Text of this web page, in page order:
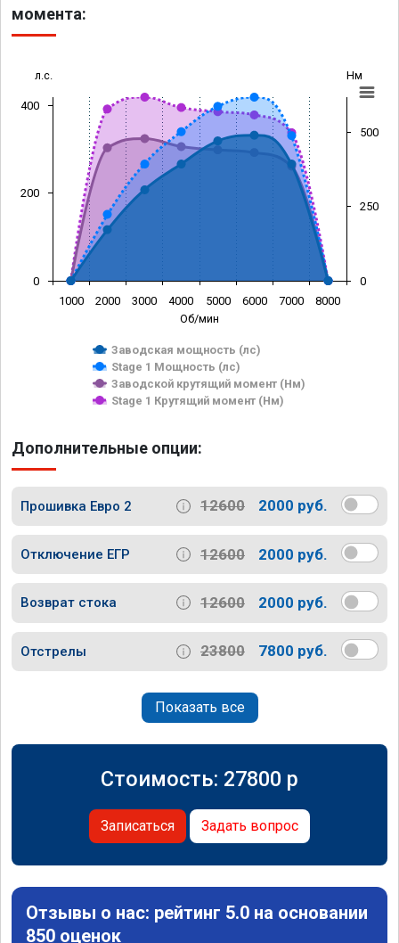
момента:
Об/мин
л.с. Нм
Заводская мощность (лс)
Stage 1 Мощность (лс)
Заводской крутящий момент (Нм)
Stage 1 Крутящий момент (Нм)
1000 2000 3000 4000 5000 6000 7000 8000
0
200
400
0
250
500
Дополнительные опции:
Прошивка Евро 2 12600 2000 руб.
Отключение ЕГР 12600 2000 руб.
Возврат стока 12600 2000 руб.
Отстрелы 23800 7800 руб.
Показать все
Стоимость: 27800 p
Записаться Задать вопрос
Отзывы о нас: рейтинг 5.0 на основании
850 оценок